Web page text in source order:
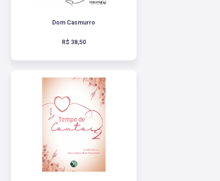
Dom Casmurro
.
R$ 38,50